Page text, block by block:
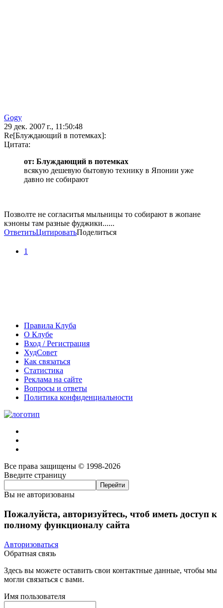
Gogy
29 дек. 2007 г., 11:50:48
Re[Блуждающий в потемках]:
Цитата:
от: Блуждающий в потемках
всякую дешевую бытовую технику в Японии уже
давно не собирают
Позволте не согласитья мыльницы то собирают в жопане
кэноны там разные фуджики......
ОтветитьЦитироватьПоделиться
1
Правила Клуба
О Клубе
Вход / Регистрация
ХудСовет
Как связаться
Статистика
Реклама на сайте
Вопросы и ответы
Политика конфиденциальности
Все права защищены © 1998-2026
Введите страницу
Вы не авторизованы
Пожалуйста, авторизуйтесь, чтоб иметь доступ к
полному функционалу сайта
Авторизоваться
Обратная связь
Здесь вы можете оставить свои контактные данные, чтобы мы
могли связаться с вами.
Имя пользователя